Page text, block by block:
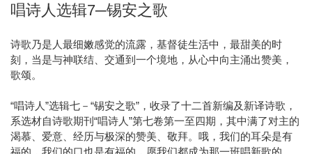
唱诗人选辑7─锡安之歌
诗歌乃是人最细嫩感觉的流露，基督徒生活中，最甜美的时
刻，当是与神联结、交通到一个境地，从心中向主涌出赞美，
歌颂。
“唱诗人”选辑七－“锡安之歌”，收录了十二首新编及新译诗歌，
系选材自诗歌期刊“唱诗人”第七卷第一至四期，其中满了对主的
渴慕、爱意、经历与极深的赞美、敬拜。哦，我们的耳朵是有
福的，我们的口也是有福的，愿我们都成为那一班唱新歌的